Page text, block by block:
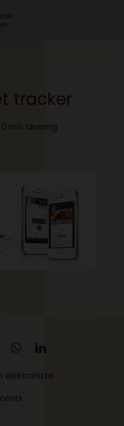
tracker
0 min læsning
elektronista